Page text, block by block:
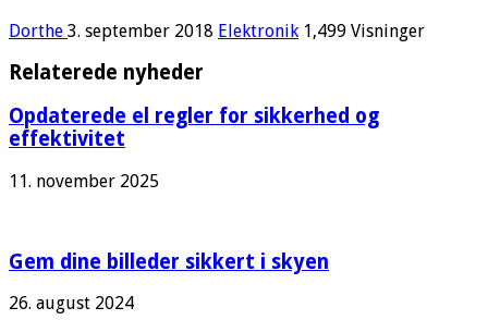
Dorthe 3. september 2018 Elektronik 1,499 Visninger
Relaterede nyheder
Opdaterede el regler for sikkerhed og
effektivitet
11. november 2025
Gem dine billeder sikkert i skyen
26. august 2024